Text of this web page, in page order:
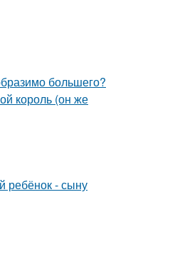
большего?
король (он же
ребёнок - сыну